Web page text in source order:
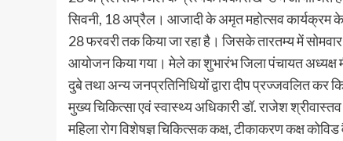
सिवनी, 18 अप्रैल। आजादी के अमृत महोत्सव
28 फरवरी तक किया जा रहा है। जिसके तारतम्य में
आयोजन किया गया। मेले का शुभारंभ जिला पंचायत अध्यक्ष
दुबे तथा अन्य जनप्रतिनिधियों द्वारा दीप प्रज्जवलित कर
मुख्य चिकित्सा एवं स्वास्थ्य अधिकारी डॉ. राजेश
महिला रोग विशेषज्ञ चिकित्सक कक्ष, टीकाकरण कक्ष